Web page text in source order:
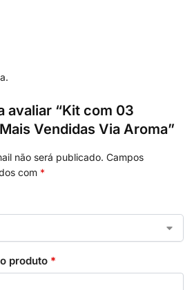
avaliar “Kit com 03
Vendidas Via Aroma”
não será publicado. Campos
com *
produto *